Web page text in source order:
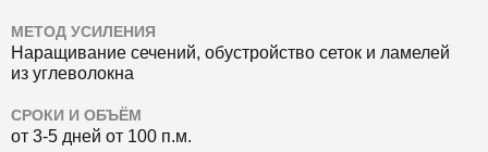
МЕТОД УСИЛЕНИЯ
Наращивание сечений, обустройство сеток и ламелей
из углеволокна
СРОКИ И ОБЪЁМ
от 3-5 дней от 100 п.м.